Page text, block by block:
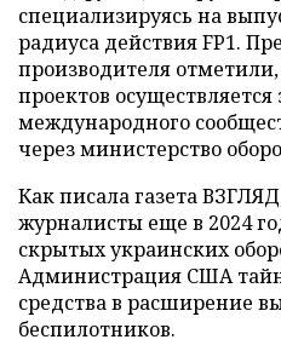
специализируясь на
радиуса действия FP1.
производителя
проектов осуществляется
международного
через министерство
Как писала газета
журналисты еще в 2024
скрытых украинских
Администрация США
средства в расширение
беспилотников.